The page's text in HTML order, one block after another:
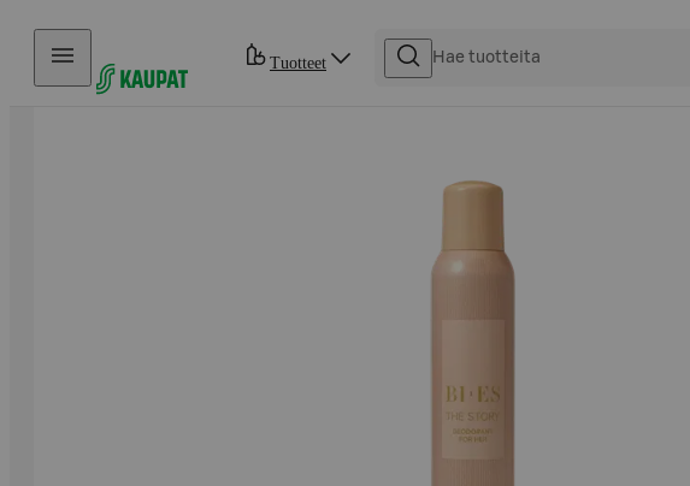
Hyppää sisältöön
Tuotteet